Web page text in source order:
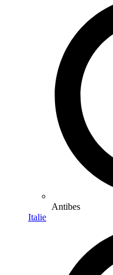
Antibes
Italie